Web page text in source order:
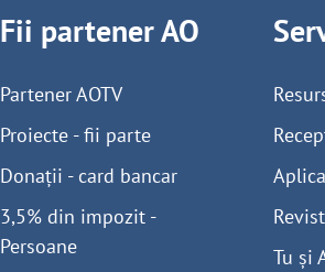
Fii partener AO
Partener AOTV
Proiecte - fii parte
Donații - card bancar
3,5% din impozit -
Persoane
Tu și